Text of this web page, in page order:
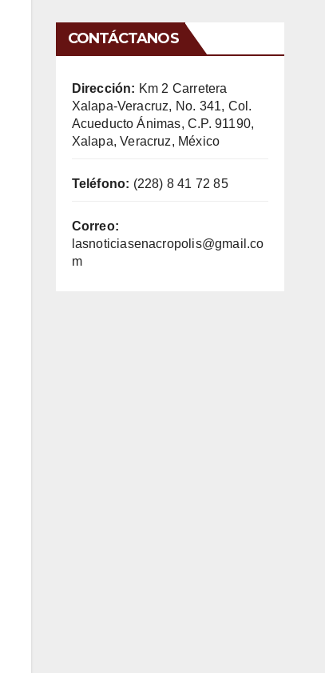
CONTÁCTANOS
Dirección: Km 2 Carretera
Xalapa-Veracruz, No. 341, Col.
Acueducto Ánimas, C.P. 91190,
Xalapa, Veracruz, México
Teléfono: (228) 8 41 72 85
Correo:
lasnoticiasenacropolis@gmail.co
m